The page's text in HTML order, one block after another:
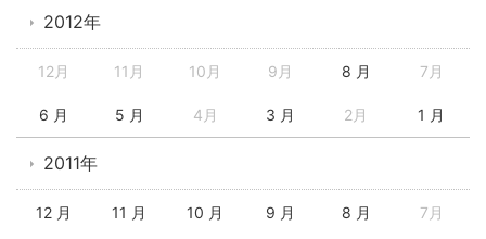
2012年
12月 11月 10月 9月 8 月 7月
6 月 5 月 4月 3 月 2月 1 月
2011年
12 月 11 月 10 月 9 月 8 月 7月